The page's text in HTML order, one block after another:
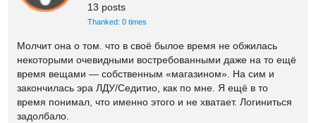
13 posts
Thanked: 0 times
Молчит она о том. что в своё былое время не обжилась
некоторыми очевидными востребованными даже на то ещё
время вещами — собственным «магазином». На сим и
закончилась эра ЛДУ/Седитио, как по мне. Я ещё в то
время понимал, что именно этого и не хватает. Логиниться
задолбало.